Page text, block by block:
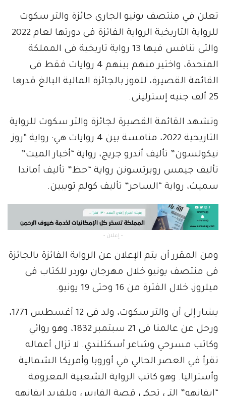
تعلن في منتصف يونيو الجاري جائزة والتر سكوت
للرواية التاريخية الرواية الفائزة فى دورتها لعام 2022
والتى تنافس فيها 13 رواية تاريخية فى المملكة
المتحدة، واختير منهم بينهم 4 روايات فقط فى
القائمة القصيرة، للفوز بالجائزة المالية البالغ قدرها
25 ألف جنيه إسترلينى.
وتشهد القائمة القصيرة لجائزة والتر سكوت للرواية
التاريخية 2022، منافسة بين 4 روايات هي: رواية “روز
نيكولسون” تأليف أندرو جريج، رواية “أخبار الميت”
تأليف جيمس روبرتسونن رواية “حظ” تأليف أماندا
سميث، رواية “الساحر” تأليف كولم تويبين.
- إعلان -
ومن المقرر أن يتم الإعلان عن الرواية الفائزة بالجائزة
فى منتصف يونيو خلال مهرجان بوردر للكتاب فى
ميلروز، خلال الفترة من 16 وحتى 19 يونيو.
يشار إلى أن والتر سكوت، ولد فى 12 أغسطس 1771،
ورحل عن عالمنا فى 21 سبتمبر 1832، وهو روائي
وكاتب مسرحي وشاعر أسكتلندي. لا تزال أعماله
تقرأ في العصر الحالي في أوروبا وأمريكا الشمالية
وأستراليا. وهو كاتب الرواية الشعبية المعروفة
“إيفانهو” التي تحكي قصة الفارس ويلفريد إيفانهو